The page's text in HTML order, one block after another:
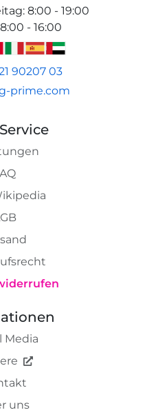
: 8:00 - 19:00
8:00 - 16:00
90207 03
prime.com
Media
uns